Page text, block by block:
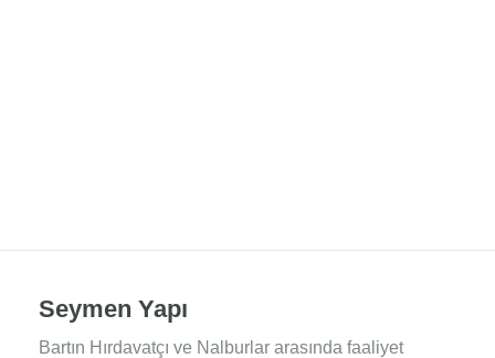
Seymen Yapı
Bartın Hırdavatçı ve Nalburlar arasında faaliyet